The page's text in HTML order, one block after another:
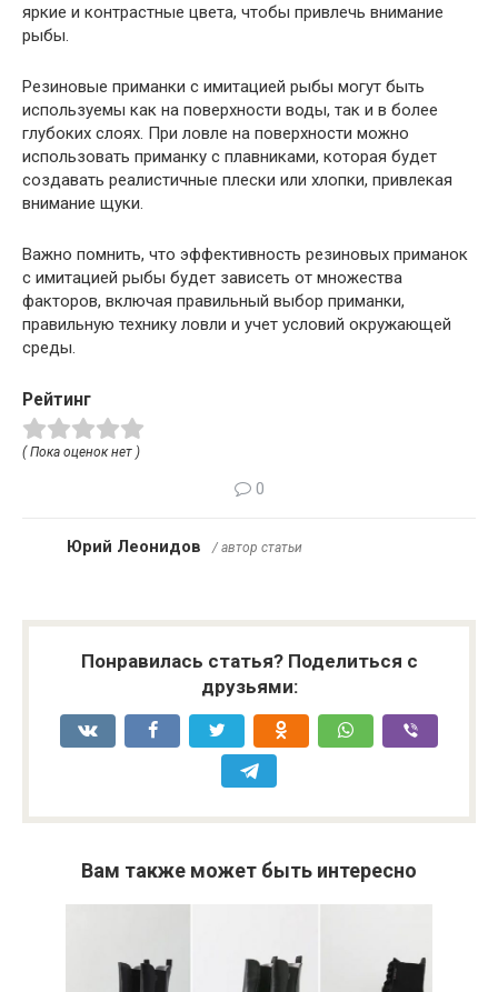
яркие и контрастные цвета, чтобы привлечь внимание
рыбы.
Резиновые приманки с имитацией рыбы могут быть
используемы как на поверхности воды, так и в более
глубоких слоях. При ловле на поверхности можно
использовать приманку с плавниками, которая будет
создавать реалистичные плески или хлопки, привлекая
внимание щуки.
Важно помнить, что эффективность резиновых приманок
с имитацией рыбы будет зависеть от множества
факторов, включая правильный выбор приманки,
правильную технику ловли и учет условий окружающей
среды.
Рейтинг
( Пока оценок нет )
0
Юрий Леонидов / автор статьи
Понравилась статья? Поделиться с
друзьями:
Вам также может быть интересно